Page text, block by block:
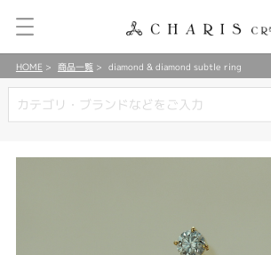
HOME 商品一覧 diamond & diamond subtle ring